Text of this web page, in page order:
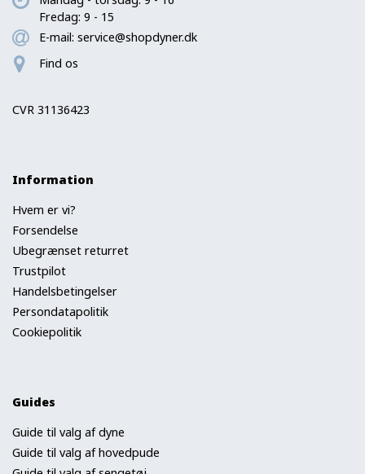
Fredag: 9 - 15
E-mail: service@shopdyner.dk
Find os
CVR 31136423
Information
Hvem er vi?
Forsendelse
Ubegrænset returret
Trustpilot
Handelsbetingelser
Persondatapolitik
Cookiepolitik
Guides
Guide til valg af dyne
Guide til valg af hovedpude